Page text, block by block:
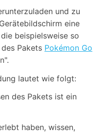
und zu
eine
beispielsweise so
Pakets Pokémon Go
lautet wie folgt:
des Pakets ist ein
haben, wissen,